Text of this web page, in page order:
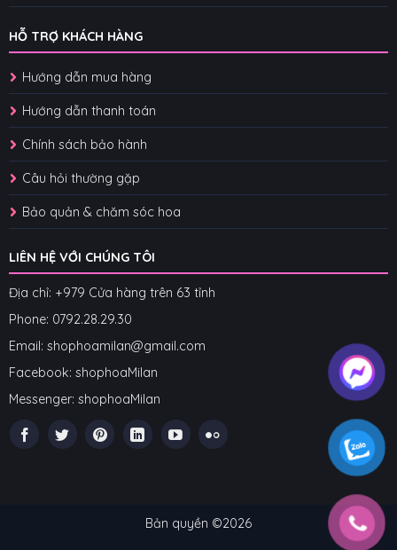
HỖ TRỢ KHÁCH HÀNG
Hướng dẫn mua hàng
Hướng dẫn thanh toán
Chính sách bảo hành
Câu hỏi thường gặp
Bảo quản & chăm sóc hoa
LIÊN HỆ VỚI CHÚNG TÔI
Địa chỉ: +979 Cửa hàng trên 63 tỉnh
Phone: 0792.28.29.30
Email: shophoamilan@gmail.com
Facebook: shophoaMilan
Messenger: shophoaMilan
Bản quyền ©2026